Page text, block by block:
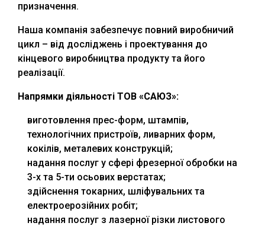
призначення.
Наша компанія забезпечує повний виробничий
цикл – від досліджень і проектування до
кінцевого виробництва продукту та його
реалізації.
Напрямки діяльності ТОВ «САЮЗ»:
виготовлення прес-форм, штампів,
технологічних пристроїв, ливарних форм,
кокілів, металевих конструкцій;
надання послуг у сфері фрезерної обробки на
3-х та 5-ти осьових верстатах;
здійснення токарних, шліфувальних та
електроерозійних робіт;
надання послуг з лазерної різки листового